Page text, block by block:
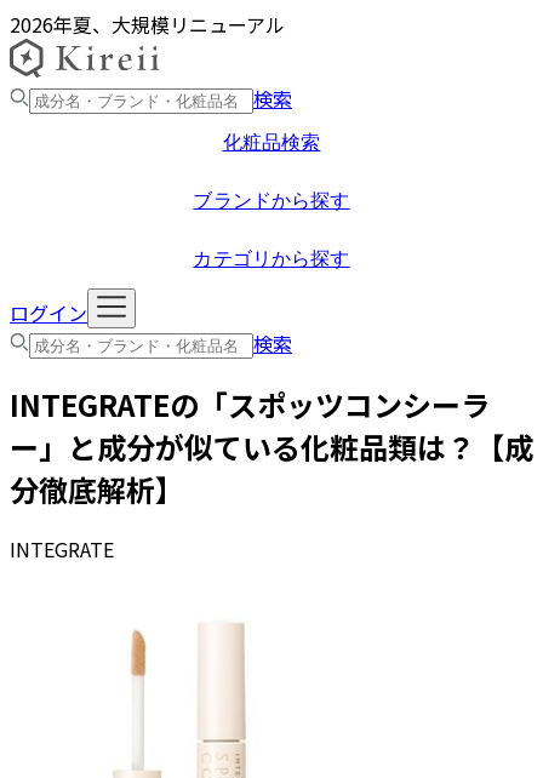
2026年夏、大規模リニューアル
検索
化粧品検索
ブランドから探す
カテゴリから探す
ログイン
検索
INTEGRATEの「スポッツコンシーラ
ー 」と成分が似ている化粧品類は？【成
分徹底解析】
INTEGRATE